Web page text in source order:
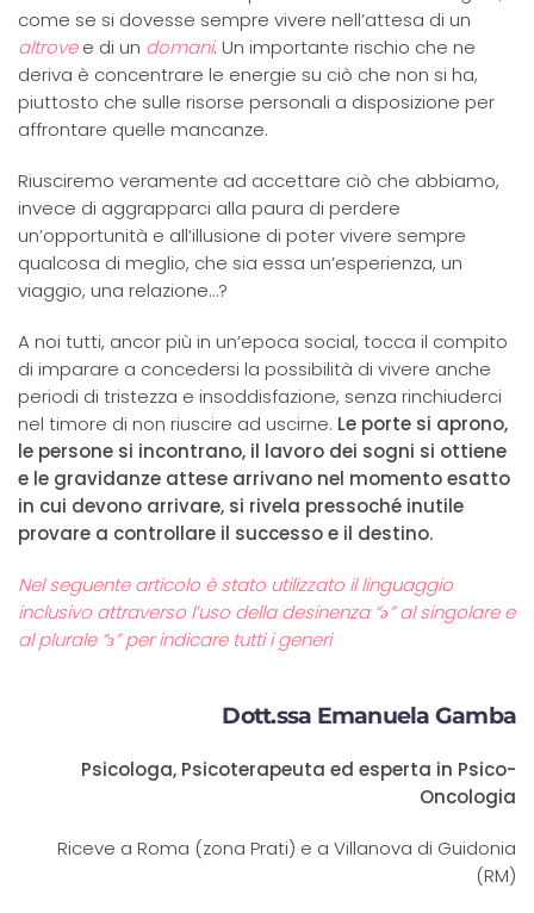
come se si dovesse sempre vivere nell’attesa di un
altrovee di un domani. Un importante rischio che ne
deriva è concentrare le energie su ciò che non si ha,
piuttosto che sulle risorse personali a disposizione per
affrontare quelle mancanze.
Riusciremo veramente ad accettare ciò che abbiamo,
invece di aggrapparci alla paura di perdere
un’opportunità e all’illusione di poter vivere sempre
qualcosa di meglio, che sia essa un’esperienza, un
viaggio, una relazione…?
A noi tutti, ancor più in un’epoca social, tocca il compito
di imparare a concedersi la possibilità di vivere anche
periodi di tristezza e insoddisfazione, senza rinchiuderci
nel timore di non riuscire ad uscirne. Le porte si aprono,
le persone si incontrano, il lavoro dei sogni si ottiene
e le gravidanze attese arrivano nel momento esatto
in cui devono arrivare, si rivela pressoché inutile
provare a controllare il successo e il destino.
Nel seguente articolo è stato utilizzato il linguaggio
inclusivo attraverso l’uso della desinenza “ǝ” al singolare e
al plurale “з” per indicare tutti i generi
Dott.ssa Emanuela Gamba
Psicologa, Psicoterapeuta ed esperta in Psico-
Oncologia
Riceve a Roma (zona Prati) e a Villanova di Guidonia
(RM)